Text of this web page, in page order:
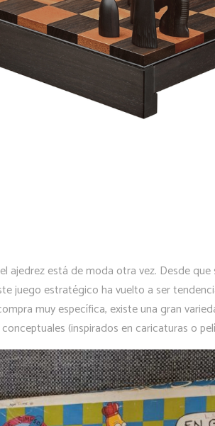
ajedrez está de moda otra vez. Desde que
juego estratégico ha vuelto a ser
muy específica, existe una gran
(inspirados en caricaturas o